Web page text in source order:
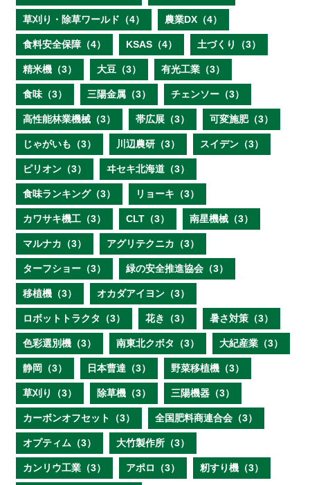
草刈り・除草ワールド（4） 農業DX（4）
食料安全保障（4） KSAS（4） 土づくり（3）
精米機（3） 大豆（3） 有光工業（3）
食味（3） 三陽金属（3） チェンソー（3）
高性能林業機械（3） 帯広展（3） 可変施肥（3）
じゃがいも（3） 川辺農研（3） スイデン（3）
ピリオン（3） ヰセキ北海道（3）
食味ランキング（3） リョーキ（3）
カワサキ機工（3） CLT（3） 南星機械（3）
マルナカ（3） アグリテクニカ（3）
ターフショー（3） 緑の安全推進協会（3）
移植機（3） オカダアイヨン（3）
ロボットトラクタ（3） 花き（3） 暑さ対策（3）
色彩選別機（3） 南東北クボタ（3） 大紀産業（3）
静岡（3） 日本曹達（3） 野菜移植機（3）
草刈り（3） 除草機（3） 三陽機器（3）
カーボンオフセット（3） 全国肥料商連合会（3）
オプティム（3） 大竹製作所（3）
カンリウ工業（3） アポロ（3） 籾すり機（3）